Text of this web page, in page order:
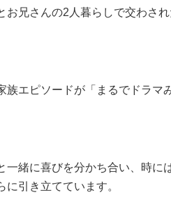
お兄さんの2人暮らしで交わさ
族エピソードが「まるでドラマ
一緒に喜びを分かち合い、時に
に引き立てています。